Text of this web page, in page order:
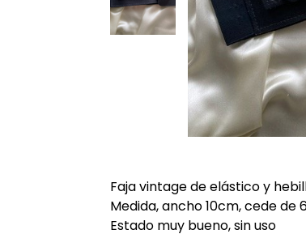
Faja vintage de elástico y
Medida, ancho 10cm, cede
Estado muy bueno, sin uso